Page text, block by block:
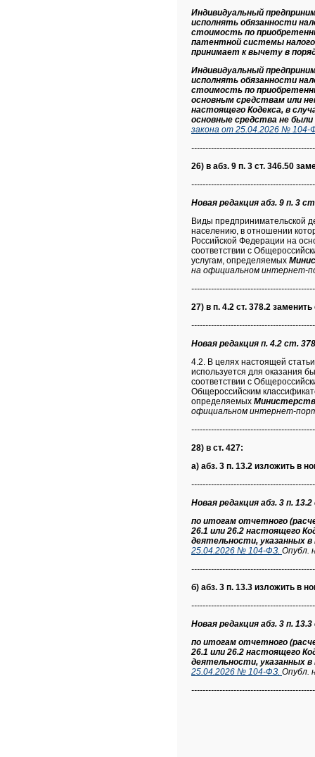
Индивидуальный
исполнять обязанности
стоимость по
патентной системы
принимает к вычету в
Индивидуальный
исполнять обязанности
стоимость по
основным средствам или
настоящего Кодекса, в
основные средства не
закона от 25.04.2026 № 104-
26) в абз. 9 п. 3 ст. 346.50
Новая редакция абз. 9 п. 3
Виды предпринимательской
населению, в отношении
Российской Федерации на
соответствии с
услугам, определяемых
на официальном интернет-
27) в п. 4.2 ст. 378.2
Новая редакция п. 4.2 ст.
4.2. В целях настоящей
используется для оказания
соответствии с
Общероссийским
определяемых
официальном интернет-
28) в ст. 427:
а) абз. 3 п. 13.2 изложить в
Новая редакция абз. 3 п.
по итогам отчетного
26.1 или 26.2 настоящего
деятельности, указанных
25.04.2026 № 104-ФЗ. Опубл.
б) абз. 3 п. 13.3 изложить в
Новая редакция абз. 3 п.
по итогам отчетного
26.1 или 26.2 настоящего
деятельности, указанных
25.04.2026 № 104-ФЗ. Опубл.